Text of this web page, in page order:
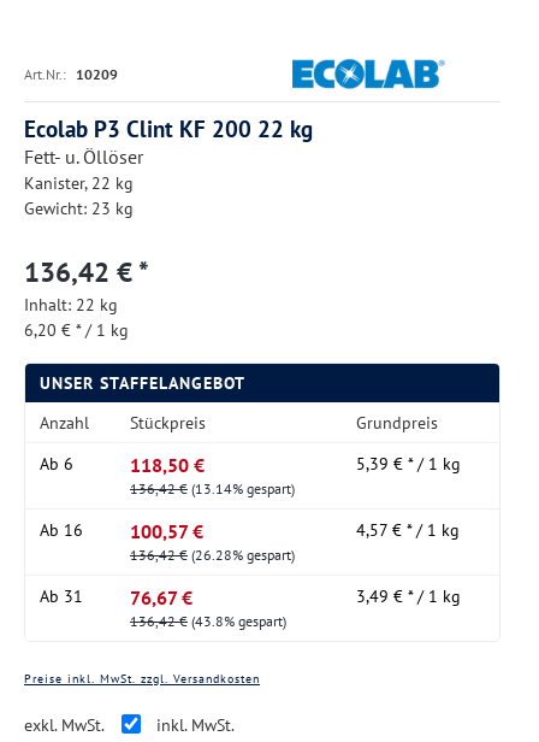
Art.Nr.: 10209
Ecolab P3 Clint KF 200 22 kg
Fett- u. Öllöser
Kanister, 22 kg
Gewicht: 23 kg
136,42 € *
Inhalt: 22 kg
6,20 € * / 1 kg
UNSER STAFFELANGEBOT
Anzahl
Stückpreis
Grundpreis
Ab 6 118,50 €
136,42 € (13.14% gespart)
5,39 € * / 1 kg
Ab 16 100,57 €
136,42 € (26.28% gespart)
4,57 € * / 1 kg
Ab 31 76,67 €
136,42 € (43.8% gespart)
3,49 € * / 1 kg
Preise inkl. MwSt. zzgl. Versandkosten
exkl. MwSt.
inkl. MwSt.